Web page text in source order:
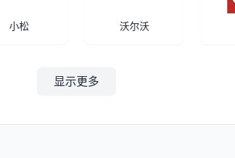
小松 沃尔沃
显示更多